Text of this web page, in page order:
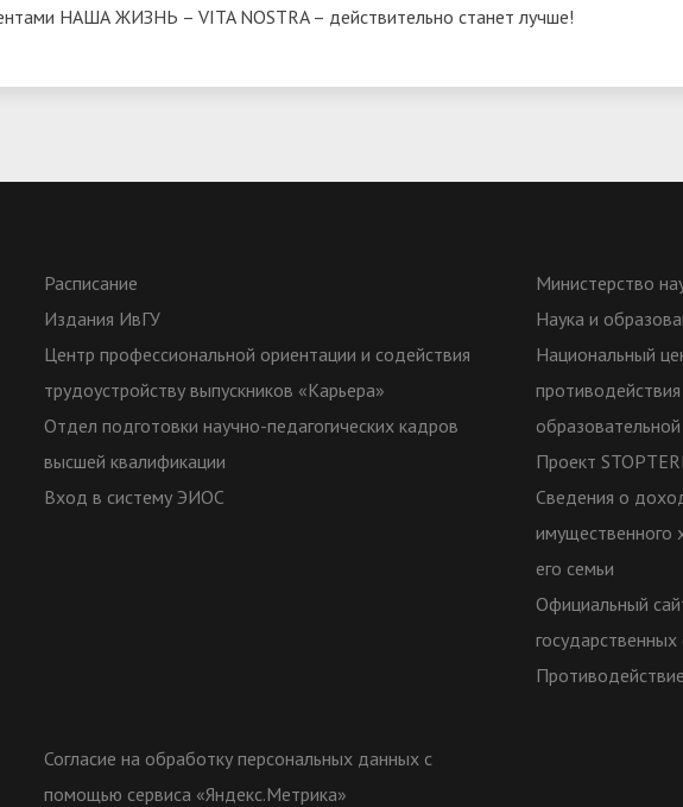
НАША ЖИЗНЬ – VITA NOSTRA – действительно станет лучше!
Расписание
Издания ИвГУ
Центр профессиональной ориентации и содействия
трудоустройству выпускников «Карьера»
Отдел подготовки научно-педагогических кадров
высшей квалификации
Вход в систему ЭИОС
Министерство
Наука и
Национальный
Проект
Сведения о
имущественного
его семьи
Официальный
Согласие на обработку персональных данных с
помощью сервиса «Яндекс.Метрика»